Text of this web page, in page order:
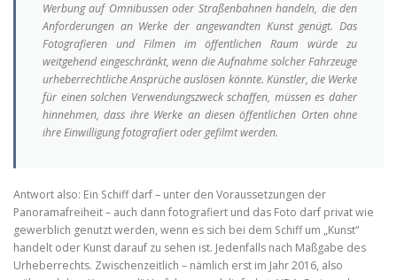
Werbung auf Omnibussen oder Straßenbahnen handeln, die den
Anforderungen an Werke der angewandten Kunst genügt. Das
Fotografieren und Filmen im öffentlichen Raum würde zu
weitgehend eingeschränkt, wenn die Aufnahme solcher Fahrzeuge
urheberrechtliche Ansprüche auslösen könnte. Künstler, die Werke
für einen solchen Verwendungszweck schaffen, müssen es daher
hinnehmen, dass ihre Werke an diesen öffentlichen Orten ohne
ihre Einwilligung fotografiert oder gefilmt werden.
Antwort also: Ein Schiff darf – unter den Voraussetzungen der
Panoramafreiheit – auch dann fotografiert und das Foto darf privat wie
gewerblich genutzt werden, wenn es sich bei dem Schiff um „Kunst“
handelt oder Kunst darauf zu sehen ist. Jedenfalls nach Maßgabe des
Urheberrechts. Zwischenzeitlich – nämlich erst im Jahr 2016, also